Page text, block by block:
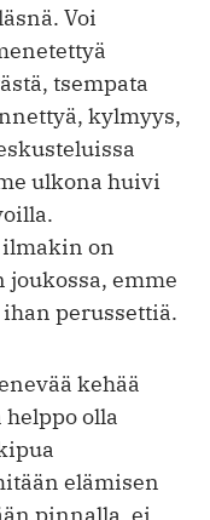
Voi
tsempata
kylmyys,
ulkona huivi
ilmakin on
emme
perussettiä.
kehää
olla
elämisen
pinnalla, ei